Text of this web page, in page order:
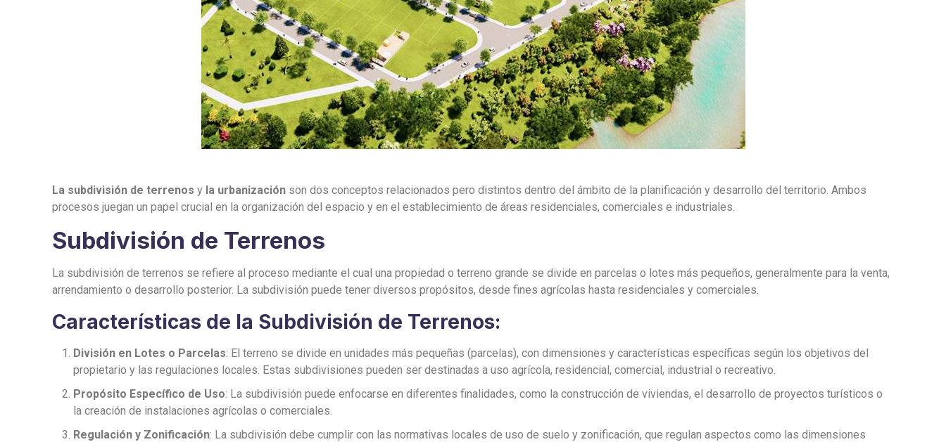
La subdivisión de terrenos y la urbanización son dos conceptos relacionados pero distintos dentro del ámbito de la planificación y desarrollo del territorio. Ambos
procesos juegan un papel crucial en la organización del espacio y en el establecimiento de áreas residenciales, comerciales e industriales.
Subdivisión de Terrenos
La subdivisión de terrenos se refiere al proceso mediante el cual una propiedad o terreno grande se divide en parcelas o lotes más pequeños, generalmente para la venta,
arrendamiento o desarrollo posterior. La subdivisión puede tener diversos propósitos, desde fines agrícolas hasta residenciales y comerciales.
Características de la Subdivisión de Terrenos:
División en Lotes o Parcelas: El terreno se divide en unidades más pequeñas (parcelas), con dimensiones y características específicas según los objetivos del
propietario y las regulaciones locales. Estas subdivisiones pueden ser destinadas a uso agrícola, residencial, comercial, industrial o recreativo.
Propósito Específico de Uso: La subdivisión puede enfocarse en diferentes finalidades, como la construcción de viviendas, el desarrollo de proyectos turísticos o
la creación de instalaciones agrícolas o comerciales.
Regulación y Zonificación: La subdivisión debe cumplir con las normativas locales de uso de suelo y zonificación, que regulan aspectos como las dimensiones